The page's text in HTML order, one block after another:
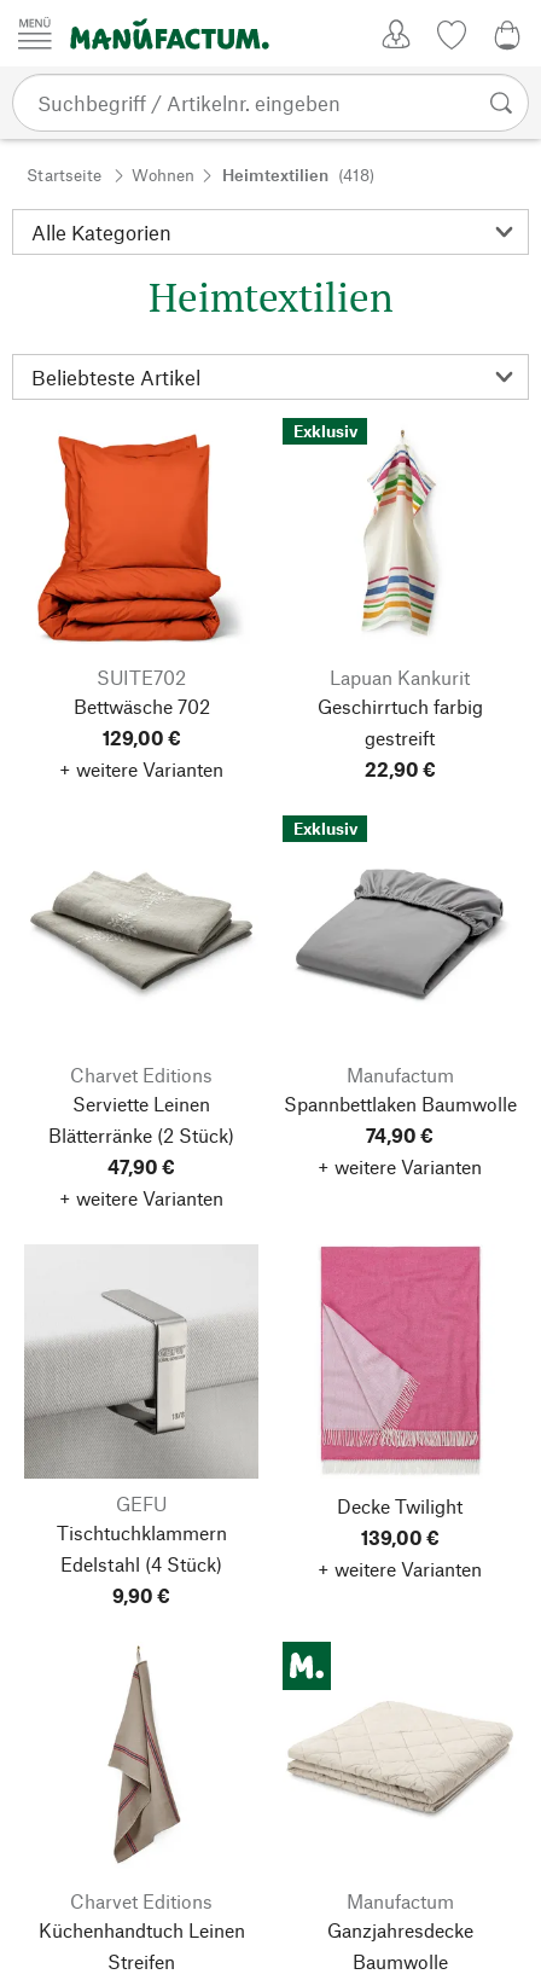
Zum Inhalt springen
Startseite Wohnen Heimtextilien (418)
Heimtextilien
SUITE702
Bettwäsche 702
129,00 €
+ weitere Varianten
Exklusiv
Lapuan Kankurit
Geschirrtuch farbig
gestreift
22,90 €
Charvet Editions
Serviette Leinen
Blätterränke (2 Stück)
47,90 €
+ weitere Varianten
Exklusiv
Manufactum
Spannbettlaken Baumwolle
74,90 €
+ weitere Varianten
GEFU
Tischtuchklammern
Edelstahl (4 Stück)
9,90 €
Decke Twilight
139,00 €
+ weitere Varianten
Charvet Editions
Küchenhandtuch Leinen
Streifen
Manufactum
Ganzjahresdecke
Baumwolle